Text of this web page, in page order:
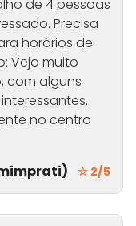
de 4 pessoas
Precisa
horários de
Vejo muito
com alguns
no centro
☆ 2/5